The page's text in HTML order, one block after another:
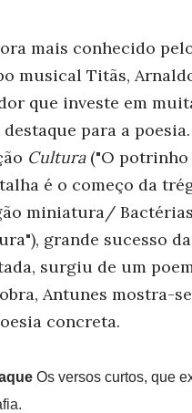
mais conhecido
musical Titãs,
que investe em
destaque para a
Cultura ("O
é o começo da
miniatura/
grande sucesso
surgiu de um
Antunes mostra-
concreta.
Os versos curtos, que